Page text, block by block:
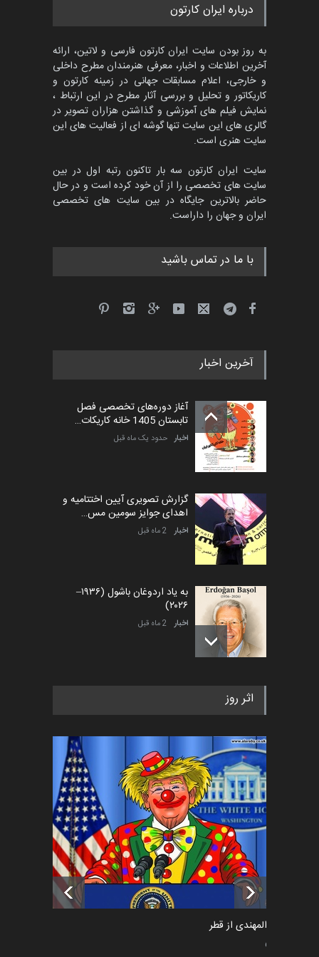
پنجمین مسابقۀ بین‌المللی
کارتون CARTUNION ، …
جشنواره بین‌المللی کارتون
مدارس پرتغال، ۲۰۲۷
مهلت 4 ماه دیگر
پنجمین مسابقۀ بین‌المللی
کارتون طنز «کلاه‌ای…
مهلت
درباره ایران کارتون
به روز بودن سایت ایران کارتون فارسی و لاتین، ارائه
آخرین اطلاعات و اخبار، معرفی هنرمندان مطرح داخلی
و خارجی، اعلام مسابقات جهانی در زمینه کارتون و
کاریکاتور و تحلیل و بررسی آثار مطرح در این ارتباط ،
نمایش فیلم های آموزشی و گذاشتن هزاران تصویر در
گالری های این سایت تنها گوشه ای از فعالیت های این
سایت هنری است.
سایت ایران کارتون سه بار تاکنون رتبه اول در بین
سایت های تخصصی را از آن خود کرده است و در حال
حاضر بالاترین جایگاه در بین سایت های تخصصی
ایران و جهان را داراست.
با ما در تماس باشید
آخرین اخبار
آغاز دوره‌های تخصصی فصل
تابستان 1405 خانه کاریکات…
اخبار حدود یک ماه قبل
گزارش تصویری آیین اختتامیه و
اهدای جوایز سومین مس…
اخبار 2 ماه قبل
به یاد اردوغان باشول (۱۹۳۶–
۲۰۲۶)
اخبار 2 ماه قبل
رویداد کارگاهی کارتون و پوستر
اخبار 5 ماه قبل
فراخوان رویداد کارگاهی کارتون و
پوستر "ایران سربل…
اخبار 6 ماه قبل
تسلیت به همکار | سهراب خیری
اخبار 6 ماه قبل
اثر روز
سعد المهندی از قطر
سیاسی